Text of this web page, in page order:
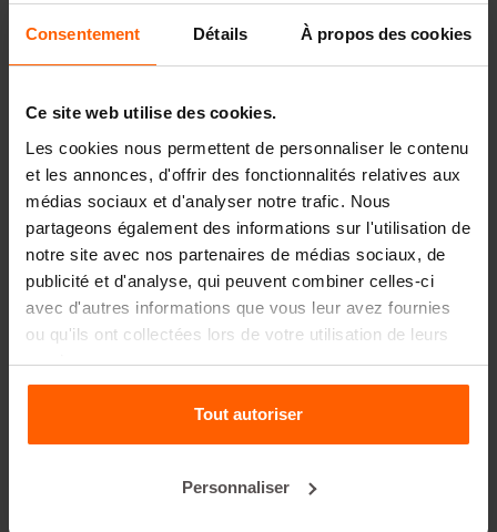
Consentement Détails À propos des cookies
Ce site web utilise des cookies.
Les cookies nous permettent de personnaliser le contenu
et les annonces, d'offrir des fonctionnalités relatives aux
médias sociaux et d'analyser notre trafic. Nous
partageons également des informations sur l'utilisation de
notre site avec nos partenaires de médias sociaux, de
publicité et d'analyse, qui peuvent combiner celles-ci
avec d'autres informations que vous leur avez fournies
ou qu'ils ont collectées lors de votre utilisation de leurs
services.
Tout autoriser
Personnaliser
Pièces de rechange
De quels matériaux les moules sont-ils composés ?
Betonblock® vend-elle des blocs en béton ?
Betonblock® loue-t-elle des moules ?
Détails
Le coffrage de base 72.12.12 permet de créer un bloc
standard de 1' x 1' x 6' avec des montants avec moins d'un
nécessitent une grande stabilité.